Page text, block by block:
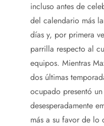
incluso antes de
del calendario más
días y, por primera
parrilla respecto al
equipos. Mientras
dos últimas
ocupado presentó
desesperadamente
más a su favor de